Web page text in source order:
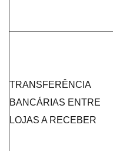
TRANSFERÊNCIA
BANCÁRIAS ENTRE
LOJAS A RECEBER